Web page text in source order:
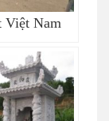
Việt Nam